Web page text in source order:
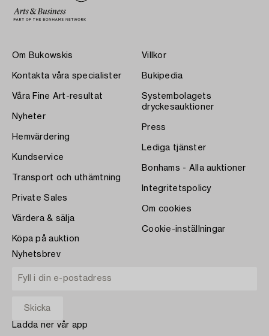
Om Bukowskis
Kontakta våra specialister
Våra Fine Art-resultat
Nyheter
Hemvärdering
Kundservice
Transport och uthämtning
Private Sales
Värdera & sälja
Köpa på auktion
Villkor
Bukipedia
Systembolagets
dryckesauktioner
Press
Lediga tjänster
Bonhams - Alla auktioner
Integritetspolicy
Om cookies
Cookie-inställningar
Nyhetsbrev
Ladda ner vår app